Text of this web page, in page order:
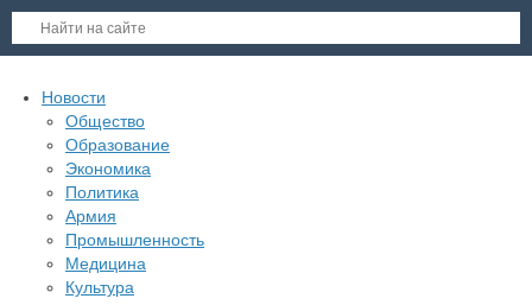
Новости
Общество
Образование
Экономика
Политика
Армия
Промышленность
Медицина
Культура